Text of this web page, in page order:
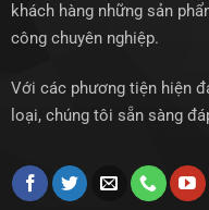
khách hàng những sản
công chuyên nghiệp.
Với các phương tiện hiện
loại, chúng tôi sẵn sàng